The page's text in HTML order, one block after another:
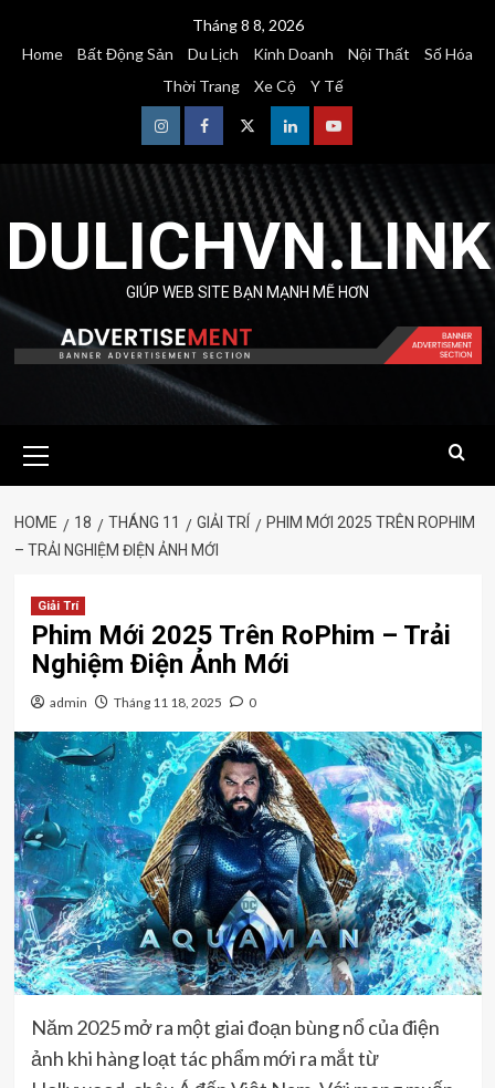
Tháng 8 8, 2026
Home
Bất Động Sản Du Lịch Kinh Doanh Nội Thất
Số Hóa
Thời Trang
Xe Cộ Y Tế
InstagramFacebookTwitterLinkedinYoutube
DULICHVN.LINK
GIÚP WEB SITE BẠN MẠNH MẼ HƠN
Menu
HOME 18 THÁNG 11 GIẢI TRÍ
PHIM MỚI 2025 TRÊN ROPHIM
– TRẢI NGHIỆM ĐIỆN ẢNH MỚI
Giải Trí
Phim Mới 2025 Trên RoPhim – Trải
Nghiệm Điện Ảnh Mới
admin Tháng 11 18, 2025 0
Năm 2025 mở ra một giai đoạn bùng nổ của điện
ảnh khi hàng loạt tác phẩm mới ra mắt từ